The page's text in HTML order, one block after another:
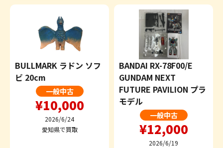
BULLMARK ラドン ソフ
ビ 20cm
一般中古
¥10,000
2026/6/24
愛知県で買取
BANDAI RX-78F00/E
GUNDAM NEXT
FUTURE PAVILION プラ
モデル
一般中古
¥12,000
2026/6/19